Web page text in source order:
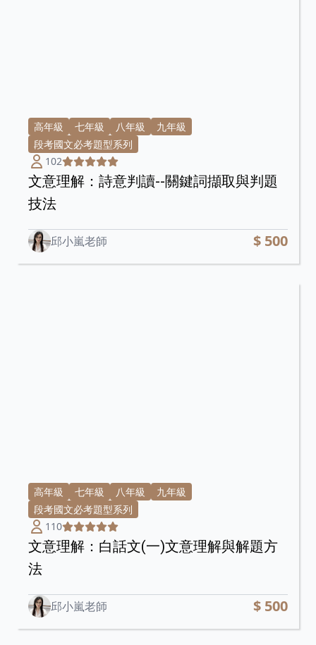
高年級 七年級 八年級
九年級
段考國文必考題型系列
102
文意理解：詩意判讀--關鍵詞擷取與判題
技法
邱小嵐老師 $ 500
高年級 七年級 八年級
九年級
段考國文必考題型系列
110
文意理解：白話文(一)文意理解與解題方
法
邱小嵐老師 $ 500